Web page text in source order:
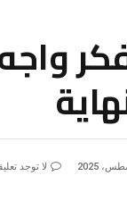
لا توجد